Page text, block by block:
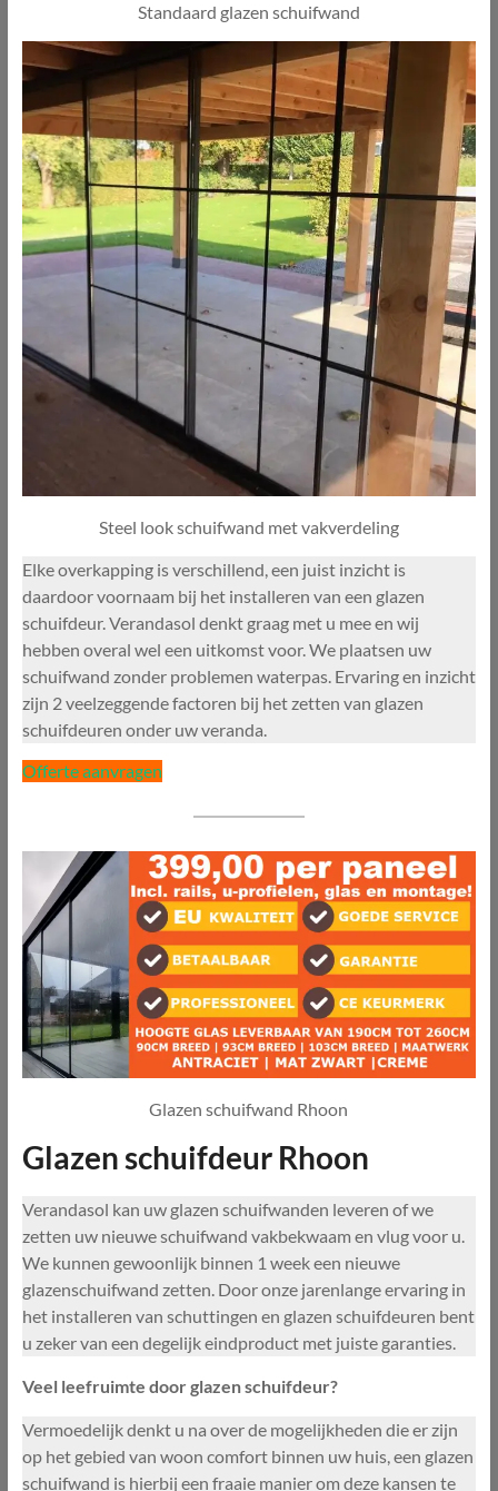
Standaard glazen schuifwand
Steel look schuifwand met vakverdeling
Elke overkapping is verschillend, een juist inzicht is
daardoor voornaam bij het installeren van een glazen
schuifdeur. Verandasol denkt graag met u mee en wij
hebben overal wel een uitkomst voor. We plaatsen uw
schuifwand zonder problemen waterpas. Ervaring en inzicht
zijn 2 veelzeggende factoren bij het zetten van glazen
schuifdeuren onder uw veranda.
Offerte aanvragen
Glazen schuifwand Rhoon
Glazen schuifdeur Rhoon
Verandasol kan uw glazen schuifwanden leveren of we
zetten uw nieuwe schuifwand vakbekwaam en vlug voor u.
We kunnen gewoonlijk binnen 1 week een nieuwe
glazenschuifwand zetten. Door onze jarenlange ervaring in
het installeren van schuttingen en glazen schuifdeuren bent
u zeker van een degelijk eindproduct met juiste garanties.
Veel leefruimte door glazen schuifdeur?
Vermoedelijk denkt u na over de mogelijkheden die er zijn
op het gebied van woon comfort binnen uw huis, een glazen
schuifwand is hierbij een fraaie manier om deze kansen te